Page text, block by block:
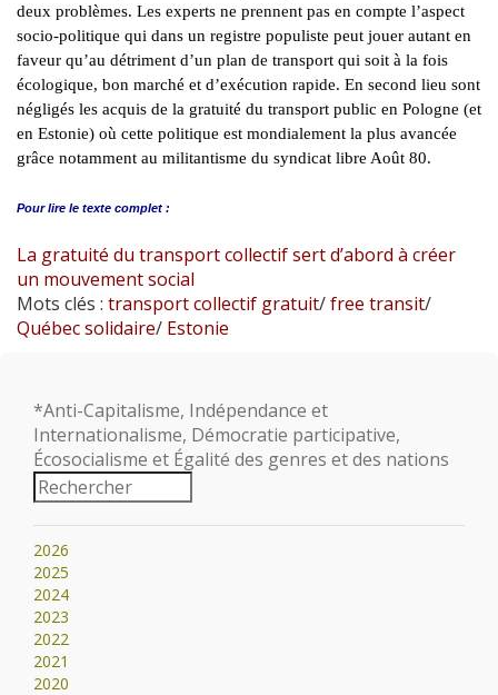
deux problèmes. Les experts ne prennent pas en compte l’aspect
socio-politique qui dans un registre populiste peut jouer autant en
faveur qu’au détriment d’un plan de transport qui soit à la fois
écologique, bon marché et d’exécution rapide. En second lieu sont
négligés les acquis de la gratuité du transport public en Pologne (et
en Estonie) où cette politique est mondialement la plus avancée
grâce notamment au militantisme du syndicat libre Août 80.
Pour lire le texte complet :
La gratuité du transport collectif sert d’abord à créer
un mouvement social
Mots clés : transport collectif gratuit/free transit/
Québec solidaire/ Estonie
*Anti-Capitalisme, Indépendance et
Internationalisme, Démocratie participative,
Écosocialisme et Égalité des genres et des nations
2026
2025
2024
2023
2022
2021
2020